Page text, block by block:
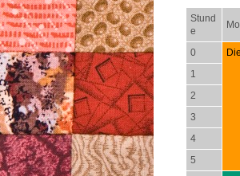
Stund
e
Mo
0
1
2
3
4
5